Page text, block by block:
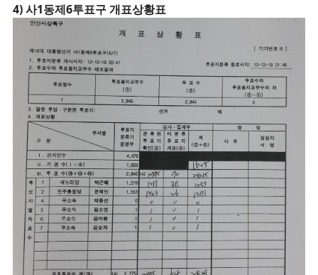
4) 사1동제6투표구 개표상황표